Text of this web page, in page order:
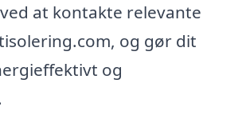
at kontakte relevante
og gør dit
og